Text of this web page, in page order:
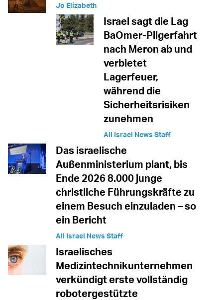
Jo Elizabeth
Israel sagt die Lag
BaOmer-Pilgerfahrt
nach Meron ab und
verbietet
Lagerfeuer,
während die
Sicherheitsrisiken
zunehmen
All Israel News Staff
Das israelische
Außenministerium plant, bis
Ende 2026 8.000 junge
christliche Führungskräfte zu
einem Besuch einzuladen – so
ein Bericht
All Israel News Staff
Israelisches
Medizintechnikunternehmen
verkündigt erste vollständig
robotergestützte